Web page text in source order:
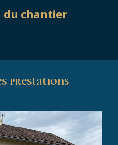
du chantier
prestations